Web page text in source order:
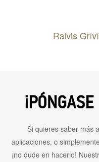
Raivis
Si quieres saber más
aplicaciones, o
¡no dude en hacerlo!